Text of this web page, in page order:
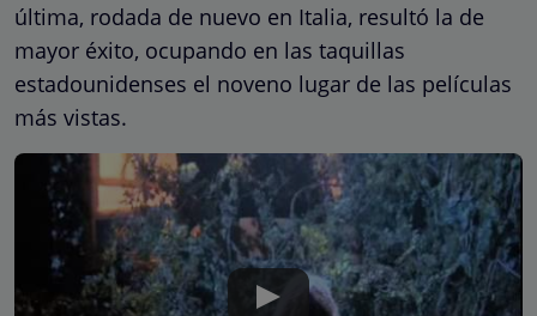
última, rodada de nuevo en Italia, resultó la de
mayor éxito, ocupando en las taquillas
estadounidenses el noveno lugar de las películas
más vistas.